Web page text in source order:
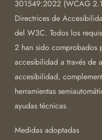
301549:2022 (WCAG
Directrices de
del W3C. Todos los
2 han sido comprobados
accesibilidad a través de
accesibilidad,
herramientas
ayudas técnicas.
Medidas adoptadas